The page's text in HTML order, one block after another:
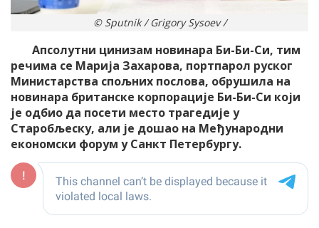
© Sputnik / Grigory Sysoev /
Апсолутни цинизам новинара Би-Би-Си, тим
речима се Марија Захарова, портпарол руског
Министарства спољних послова, обрушила на
новинара британске корпорације Би-Би-Си који
је одбио да посети место трагедије у
Старобљеску, али је дошао на Међународни
економски форум у Санкт Петербургу.